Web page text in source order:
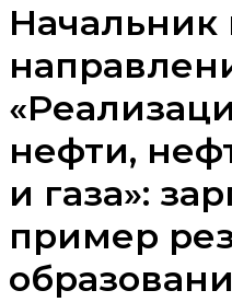
Начальник
нефти,
и газа»:
пример